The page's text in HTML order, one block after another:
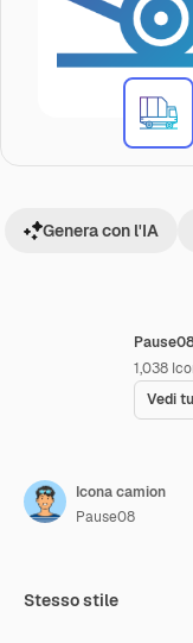
1,038
Vedi
Genera con l'IA
Icona camion
Pause08
Stesso stile